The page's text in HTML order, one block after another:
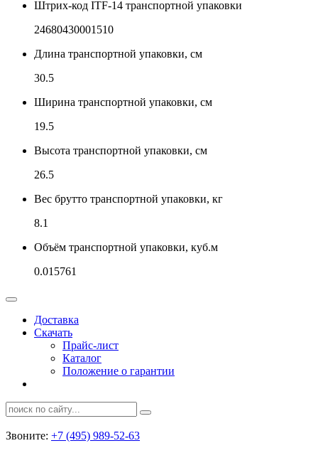
Штрих-код ITF-14 транспортной упаковки
24680430001510
Длина транспортной упаковки, см
30.5
Ширина транспортной упаковки, см
19.5
Высота транспортной упаковки, см
26.5
Вес брутто транспортной упаковки, кг
8.1
Объём транспортной упаковки, куб.м
0.015761
Доставка
Скачать
Прайс-лист
Каталог
Положение о гарантии
Звоните: +7 (495) 989-52-63